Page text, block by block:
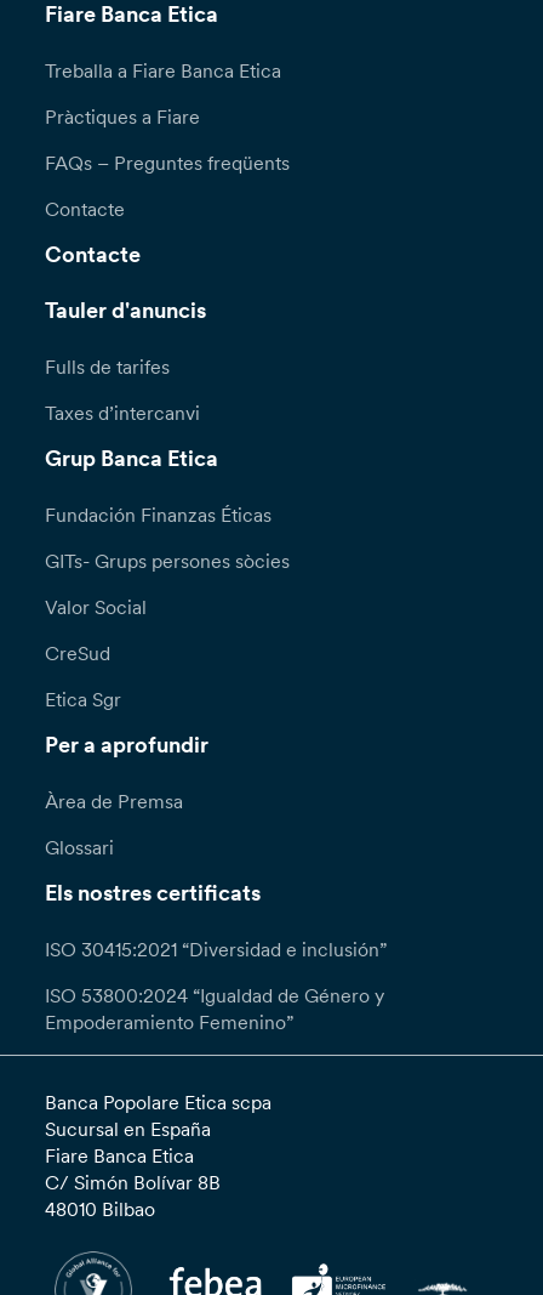
Fiare Banca Etica
Treballa a Fiare Banca Etica
Pràctiques a Fiare
FAQs – Preguntes freqüents
Contacte
Contacte
Tauler d'anuncis
Fulls de tarifes
Taxes d’intercanvi
Grup Banca Etica
Fundación Finanzas Éticas
GITs- Grups persones sòcies
Valor Social
CreSud
Etica Sgr
Per a aprofundir
Àrea de Premsa
Glossari
Els nostres certificats
ISO 30415:2021 “Diversidad e inclusión”
ISO 53800:2024 “Igualdad de Género y
Empoderamiento Femenino”
Banca Popolare Etica scpa
Sucursal en España
Fiare Banca Etica
C/ Simón Bolívar 8B
48010 Bilbao